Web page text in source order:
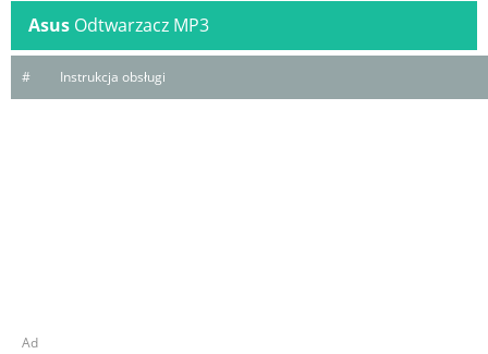
Asus Odtwarzacz MP3
# Instrukcja obsługi
Ad